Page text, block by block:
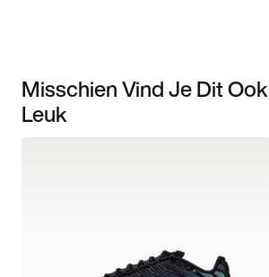
Misschien Vind Je Dit Ook
Leuk